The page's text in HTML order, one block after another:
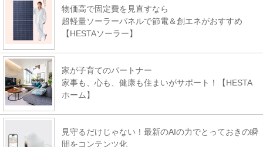
物価高で固定費を見直すなら
超軽量ソーラーパネルで節電＆創エネがおすすめ
【HESTAソーラー】
家が子育てのパートナー
家事も、心も、健康も住まいがサポート！【HESTA
ホーム】
見守るだけじゃない！最新のAIの力でとっておきの瞬
間をコンテンツ化